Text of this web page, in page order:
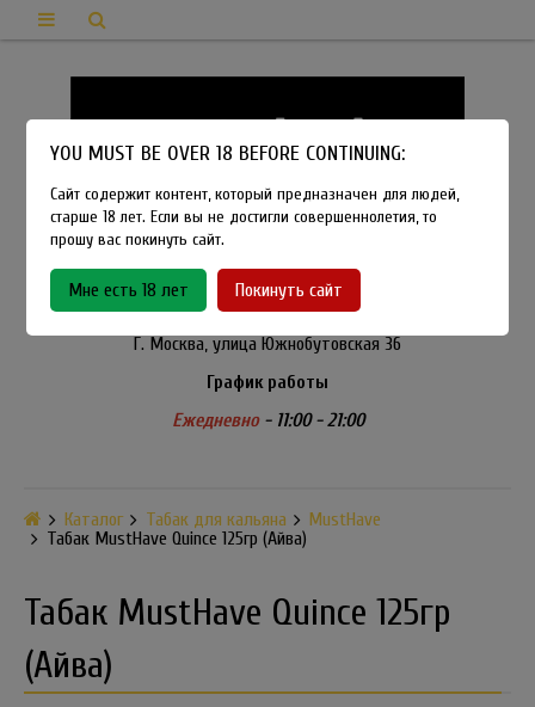
8-915-450-21-92
Розничный магазин Method Vapeshop
Г. Москва, улица Южнобутовская 36
График работы
Ежедневно- 11:00 - 21:00
Каталог Табак для кальяна
MustHave
Табак MustHave Quince 125гр (Айва)
Табак MustHave Quince 125гр
(Айва)
YOU MUST BE OVER 18 BEFORE CONTINUING:
Сайт содержит контент, который предназначен для людей,
старше 18 лет. Если вы не достигли совершеннолетия, то
прошу вас покинуть сайт.
Мне есть 18 лет Покинуть сайт